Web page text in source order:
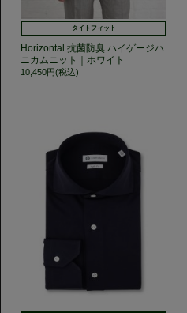
タイトフィット
Horizontal 抗菌防臭 ハイゲージハ
ニカムニット｜ホワイト
10,450円(税込)